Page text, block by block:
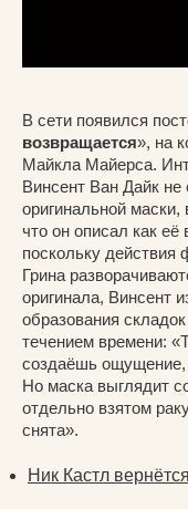
В сети появился
возвращается», на
Майкла Майерса.
Винсент Ван Дайк не
оригинальной маски,
что он описал как
поскольку
Грина
оригинала, Винсент
образования
течением времени:
создаёшь ощущение,
Но маска выглядит
отдельно взятом
снята».
Ник Кастл